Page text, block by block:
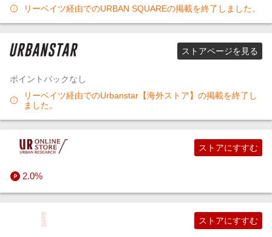
すべての家電・PC・スマホ・カメラストア
すべてのエンタメストア
ペットフード・ペット用品
すべてのペット・花・DIY・車ストア
チケット（航空券など）
ツアー・パッケージ・レジャー
すべての旅行・レジャー・ホテル予約ストア
印刷・フォトプリント
予約（美容・グルメ・駐車場など）
資格・教育・情報
金融・マネー・保険
カード・銀行・証券・FX
すべての金融・マネー・保険ストア
アプリ・ゲーム（iOS）
アプリ・ゲーム（Android）
ビジネス・その他サービス
仕事サポート
リーベイツ経由でのURBAN SQUAREの掲載を終了しました。
ポイントバックなし
ストアページを見る
リーベイツ経由でのUrbanstar【海外ストア】の掲載を終了し
ました。
2.0%
ストアにすすむ
ストアにすすむ